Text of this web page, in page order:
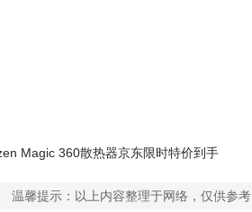
Magic 360散热器京东限时特价到手
温馨提示：以上内容整理于网络，仅供参